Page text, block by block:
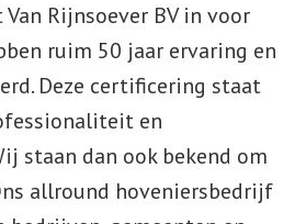
Rijnsoever BV in voor
ruim 50 jaar ervaring en
Deze certificering staat
en
staan dan ook bekend om
allround hoveniersbedrijf